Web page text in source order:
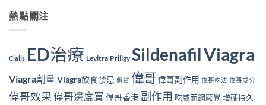
熱點關注
Cialis ED治療 Levitra Priligy SildenafilViagra
Viagra劑量 Viagra飲食禁忌 假貨 偉哥偉哥副作用 偉哥吃法 偉哥成分
偉哥效果偉哥邊度買 偉哥香港 副作用 吃威而鋼感覺 增硬持久